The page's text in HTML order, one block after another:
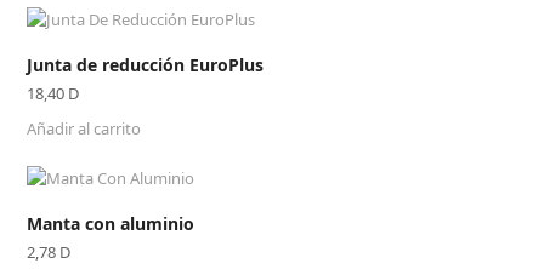
Junta de reducción EuroPlus
18,40 D
Añadir al carrito
Manta con aluminio
2,78 D